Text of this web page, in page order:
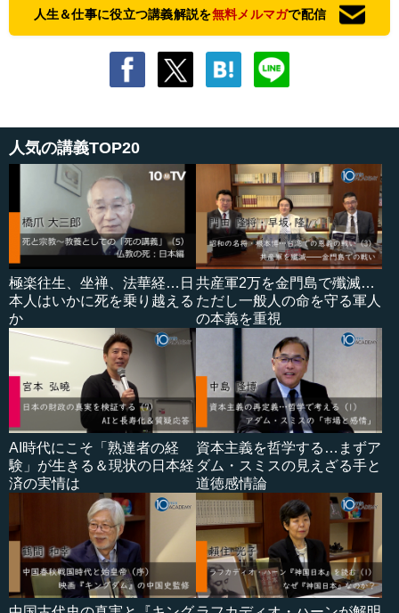
人生＆仕事に役立つ講義解説を無料メルマガで配信
人気の講義TOP20
極楽往生、坐禅、法華経…日
本人はいかに死を乗り越える
か
共産軍2万を金門島で殲滅…
ただし一般人の命を守る軍人
の本義を重視
AI時代にこそ「熟達者の経
験」が生きる＆現状の日本経
済の実情は
資本主義を哲学する…まずア
ダム・スミスの見えざる手と
道徳感情論